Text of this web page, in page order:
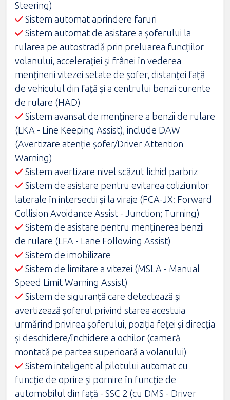
Steering)
Sistem automat aprindere faruri
Sistem automat de asistare a şoferului la
rularea pe autostradă prin preluarea funcţiilor
volanului, acceleraţiei şi frânei în vederea
menţinerii vitezei setate de şofer, distanţei faţă
de vehiculul din faţă şi a centrului benzii curente
de rulare (HAD)
Sistem avansat de menţinere a benzii de rulare
(LKA - Line Keeping Assist), include DAW
(Avertizare atenţie şofer/Driver Attention
Warning)
Sistem avertizare nivel scăzut lichid parbriz
Sistem de asistare pentru evitarea coliziunilor
laterale în intersectii şi la viraje (FCA-JX: Forward
Collision Avoidance Assist - Junction; Turning)
Sistem de asistare pentru menținerea benzii
de rulare (LFA - Lane Following Assist)
Sistem de imobilizare
Sistem de limitare a vitezei (MSLA - Manual
Speed Limit Warning Assist)
Sistem de siguranță care detectează și
avertizează șoferul privind starea acestuia
urmărind privirea șoferului, poziția feței și direcția
și deschidere/închidere a ochilor (cameră
montată pe partea superioară a volanului)
Sistem inteligent al pilotului automat cu
funcție de oprire și pornire în funcție de
automobilul din față - SSC 2 (cu DMS - Driver